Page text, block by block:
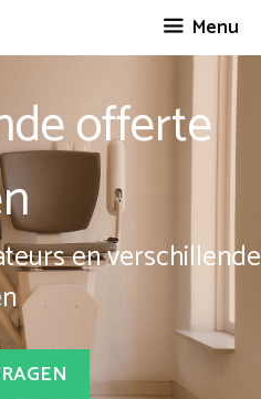
Menu
offerte
en verschillende